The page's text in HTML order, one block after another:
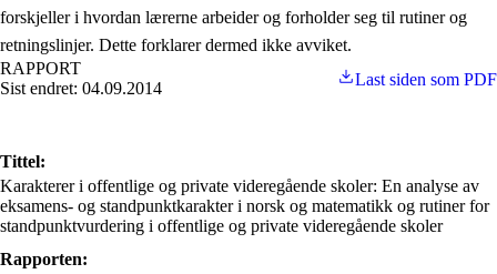
forskjeller i hvordan lærerne arbeider og forholder seg til rutiner og
retningslinjer. Dette forklarer dermed ikke avviket.
RAPPORT
Sist endret: 04.09.2014
Last siden som PDF
Tittel:
Karakterer i offentlige og private videregående skoler: En analyse av
eksamens- og standpunktkarakter i norsk og matematikk og rutiner for
standpunktvurdering i offentlige og private videregående skoler
Rapporten: